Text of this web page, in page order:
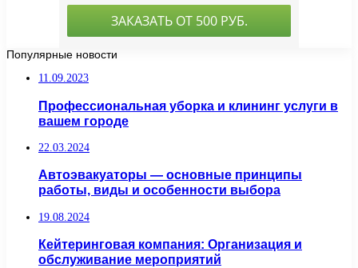
Популярные новости
11.09.2023
Профессиональная уборка и клининг услуги в
вашем городе
22.03.2024
Автоэвакуаторы — основные принципы
работы, виды и особенности выбора
19.08.2024
Кейтеринговая компания: Организация и
обслуживание мероприятий